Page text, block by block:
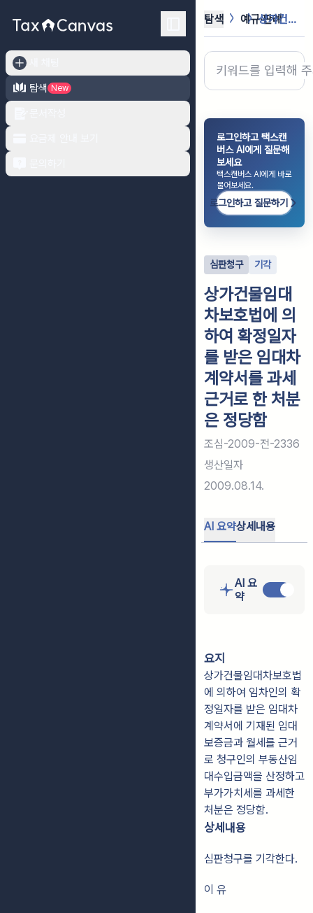
탐색
New
탐색 예규·판례 상가건물임대차보호법에 의하여 확정일자...
로그인하고 택스캔
버스 AI에게 질문해
보세요
택스캔버스 AI에게 바로
물어보세요.
로그인하고 질문하기
심판청구 기각
상가건물임대
차보호법에 의
하여 확정일자
를 받은 임대차
계약서를 과세
근거로 한 처분
은 정당함
조심-2009-전-2336
생산일자
2009.08.14.
AI 요약상세내용
AI 요
약
요지
상가건물임대차보호법
에 의하여 임차인의 확
정일자를 받은 임대차
계약서에 기재된 임대
보증금과 월세를 근거
로 청구인의 부동산임
대수입금액을 산정하고
부가가치세를 과세한
처분은 정당함.
상세내용
심판청구를 기각한다.
이 유